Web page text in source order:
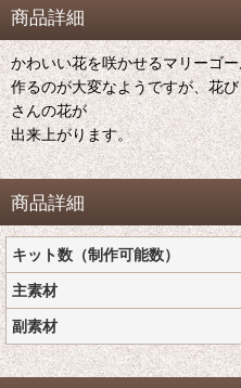
商品詳細
かわいい花を咲かせるマリーゴ
作るのが大変なようですが、花
さんの花が
出来上がります。
商品詳細
キット数（制作可能数）
主素材
副素材